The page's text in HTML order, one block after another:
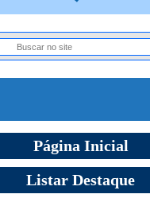
Página Inicial
Listar Destaque